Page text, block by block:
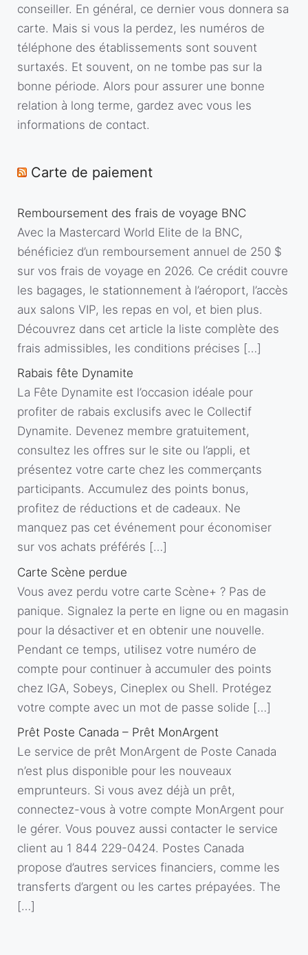
conseiller. En général, ce dernier vous donnera sa
carte. Mais si vous la perdez, les numéros de
téléphone des établissements sont souvent
surtaxés. Et souvent, on ne tombe pas sur la
bonne période. Alors pour assurer une bonne
relation à long terme, gardez avec vous les
informations de contact.
Carte de paiement
Remboursement des frais de voyage BNC
Avec la Mastercard World Elite de la BNC,
bénéficiez d’un remboursement annuel de 250 $
sur vos frais de voyage en 2026. Ce crédit couvre
les bagages, le stationnement à l’aéroport, l’accès
aux salons VIP, les repas en vol, et bien plus.
Découvrez dans cet article la liste complète des
frais admissibles, les conditions précises […]
Rabais fête Dynamite
La Fête Dynamite est l’occasion idéale pour
profiter de rabais exclusifs avec le Collectif
Dynamite. Devenez membre gratuitement,
consultez les offres sur le site ou l’appli, et
présentez votre carte chez les commerçants
participants. Accumulez des points bonus,
profitez de réductions et de cadeaux. Ne
manquez pas cet événement pour économiser
sur vos achats préférés […]
Carte Scène perdue
Vous avez perdu votre carte Scène+ ? Pas de
panique. Signalez la perte en ligne ou en magasin
pour la désactiver et en obtenir une nouvelle.
Pendant ce temps, utilisez votre numéro de
compte pour continuer à accumuler des points
chez IGA, Sobeys, Cineplex ou Shell. Protégez
votre compte avec un mot de passe solide […]
Prêt Poste Canada – Prêt MonArgent
Le service de prêt MonArgent de Poste Canada
n’est plus disponible pour les nouveaux
emprunteurs. Si vous avez déjà un prêt,
connectez-vous à votre compte MonArgent pour
le gérer. Vous pouvez aussi contacter le service
client au 1 844 229-0424. Postes Canada
propose d’autres services financiers, comme les
transferts d’argent ou les cartes prépayées. The
[…]